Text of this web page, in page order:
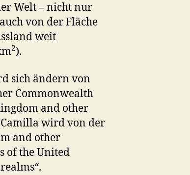
Welt – nicht nur
von der Fläche
weit
2).
sich ändern von
Commonwealth
and other
Camilla wird von der
and other
of the United